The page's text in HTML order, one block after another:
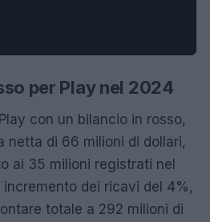
per Play nel 2024
con un bilancio in rosso,
netta di 66 milioni di dollari,
ai 35 milioni registrati nel
dei ricavi del 4%,
totale a 292 milioni di